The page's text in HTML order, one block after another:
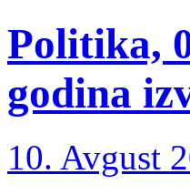
Politika,
godina
10. Avgust